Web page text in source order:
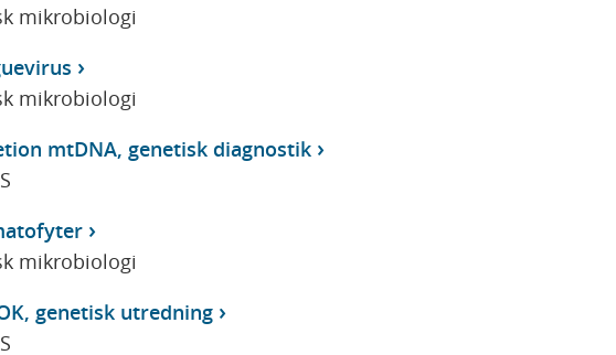
mikrobiologi
mikrobiologi
mtDNA, genetisk diagnostik
mikrobiologi
genetisk utredning